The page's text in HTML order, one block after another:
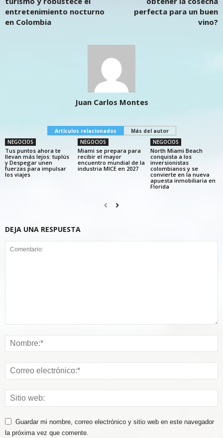
entretenimiento nocturno
en Colombia
perfecta para un buen
vino?
Juan Carlos Montes
Artículos relacionados
Más del autor
NEGOCIOS
Tus puntos ahora te
llevan más lejos: tuplús
y Despegar unen
fuerzas para impulsar
los viajes
NEGOCIOS
Miami se prepara para
recibir el mayor
encuentro mundial de la
industria MICE en 2027
NEGOCIOS
North Miami Beach
conquista a los
inversionistas
colombianos y se
convierte en la nueva
apuesta inmobiliaria en
Florida
DEJA UNA RESPUESTA
Guardar mi nombre, correo electrónico y sitio web en este navegador
la próxima vez que comente.